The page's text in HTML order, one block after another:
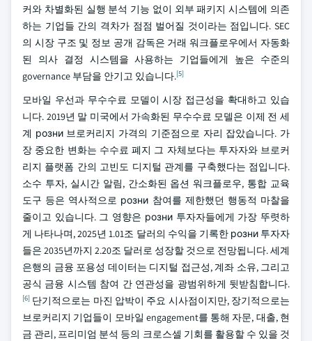
커와 차별화된 실행 분석 기능 없이 외부 패키지 시스템에 의존
하는 기업들 간의 격차가 점점 벌어질 것이라는 점입니다. SEC
의 시장 구조 및 정보 공개 감독은 거래 워크플로우에서 자동화
된 의사 결정 시스템을 사용하는 기업들에게 높은 수준의
governance 부담을 안기고 있습니다.[5]
모바일 우선과 무수수료 모델이 시장 접근성을 확대하고 있습
니다. 2019년 말 미국에서 가속화된 무수수료 모델은 이제 전 세
계 розни 브로커리지 가격의 기준점으로 자리 잡았습니다. 가
장 중요한 변화는 수수료 폐지 그 자체보다는 투자자와 브로커
리지 플랫폼 간의 고빈도 디지털 관계를 구축했다는 점입니다.
소수 투자, 실시간 알림, 간소화된 옵션 워크플로우, 통합 교육
도구 등은 역사적으로 розни 참여를 제한했던 행동적 마찰을
줄이고 있습니다. 그 영향은 розни 투자자들에게 가장 뚜렷하
게 나타나며, 2025년 1.01조 달러의 수익을 기록한 розни 투자자
들은 2035년까지 2.20조 달러로 성장할 것으로 전망됩니다. 세계
은행의 금융 포용성 데이터는 디지털 접근성, 계좌 소유, 그리고
공식 금융 시스템 참여 간 연관성을 광범위하게 뒷받침합니다.
[6] 단기적으로는 마진 압박이 주요 시사점이지만, 장기적으로는
브로커리지 기업들이 모바일 engagement를 통해 자문, 대출, 현
금 관리, 프리미엄 분석 등의 크로스셀 기회를 활용할 수 있을 것